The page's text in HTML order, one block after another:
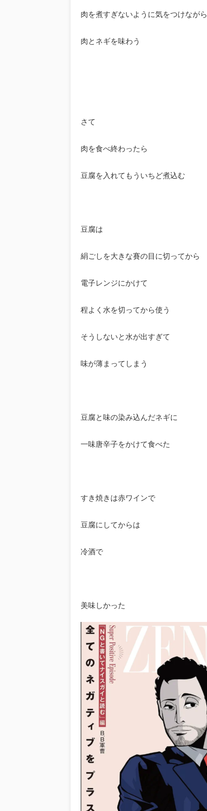
肉を煮すぎないように気をつけながら
肉とネギを味わう
さて
肉を食べ終わったら
豆腐を入れてもういちど煮込む
豆腐は
絹ごしを大きな賽の目に切ってから
電子レンジにかけて
程よく水を切ってから使う
そうしないと水が出すぎて
味が薄まってしまう
豆腐と味の染み込んだネギに
一味唐辛子をかけて食べた
すき焼きは赤ワインで
豆腐にしてからは
冷酒で
美味しかった